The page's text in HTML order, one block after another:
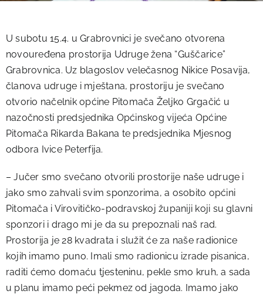
U subotu 15.4. u Grabrovnici je svečano otvorena
novouređena prostorija Udruge žena “Guščarice”
Grabrovnica. Uz blagoslov velečasnog Nikice Posavija,
članova udruge i mještana, prostoriju je svečano
otvorio načelnik općine Pitomača Željko Grgačić u
nazočnosti predsjednika Općinskog vijeća Općine
Pitomača Rikarda Bakana te predsjednika Mjesnog
odbora Ivice Peterfija.
– Jučer smo svečano otvorili prostorije naše udruge i
jako smo zahvali svim sponzorima, a osobito općini
Pitomača i Virovitičko-podravskoj županiji koji su glavni
sponzori i drago mi je da su prepoznali naš rad.
Prostorija je 28 kvadrata i služit će za naše radionice
kojih imamo puno. Imali smo radionicu izrade pisanica,
raditi ćemo domaću tjesteninu, pekle smo kruh, a sada
u planu imamo peći pekmez od jagoda. Imamo jako